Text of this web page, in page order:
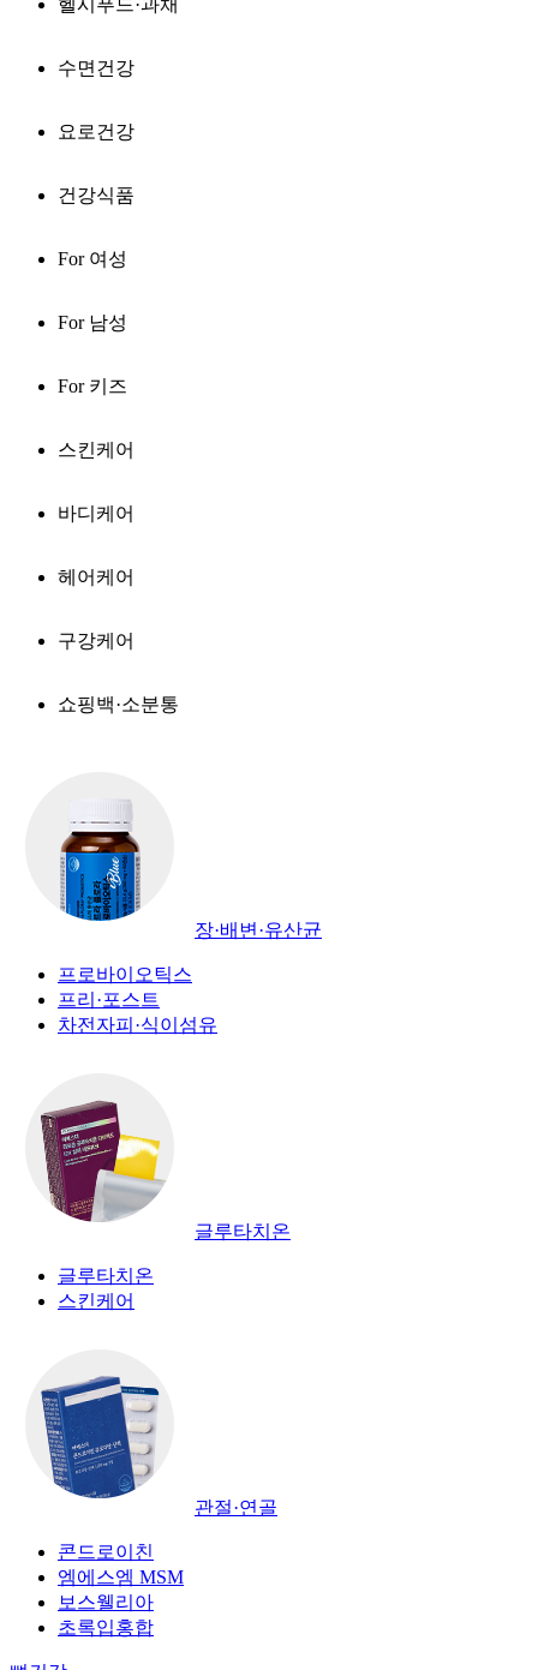
수면건강
요로건강
건강식품
For 여성
For 남성
For 키즈
스킨케어
바디케어
헤어케어
구강케어
쇼핑백·소분통
장·배변·유산균
프로바이오틱스
프리·포스트
차전자피·식이섬유
글루타치온
글루타치온
스킨케어
관절·연골
콘드로이친
엠에스엠 MSM
보스웰리아
초록입홍합